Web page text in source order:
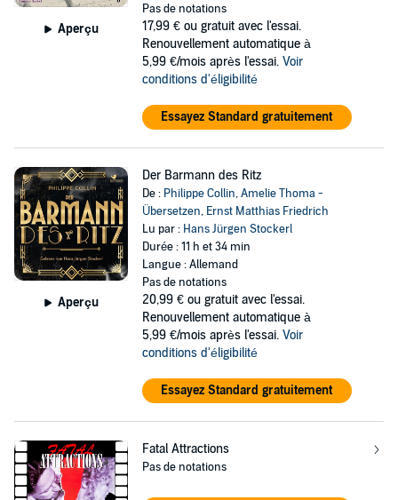
Aperçu
Pas de notations
17,99 € ou gratuit avec l'essai.
Renouvellement automatique à
5,99 €/mois après l'essai. Voir
conditions d'éligibilité
Essayez Standard gratuitement
Aperçu
Der Barmann des Ritz
De : Philippe Collin,Amelie Thoma -
Übersetzen, Ernst Matthias Friedrich
Lu par : Hans Jürgen Stockerl
Durée : 11 h et 34 min
Langue : Allemand
Pas de notations
20,99 € ou gratuit avec l'essai.
Renouvellement automatique à
5,99 €/mois après l'essai. Voir
conditions d'éligibilité
Essayez Standard gratuitement
Fatal Attractions
Pas de notations